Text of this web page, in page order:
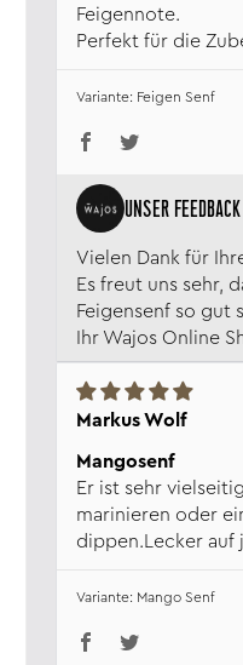
Feigennote.
Perfekt für die
Käseplatte.
Vielen Dank für
Es freut uns sehr,
Feigensenf so gut
Ihr Wajos Online
Feigen Senf
Markus Wolf
Mangosenf
Er ist sehr
marinieren oder
dippen.Lecker auf
Mango Senf